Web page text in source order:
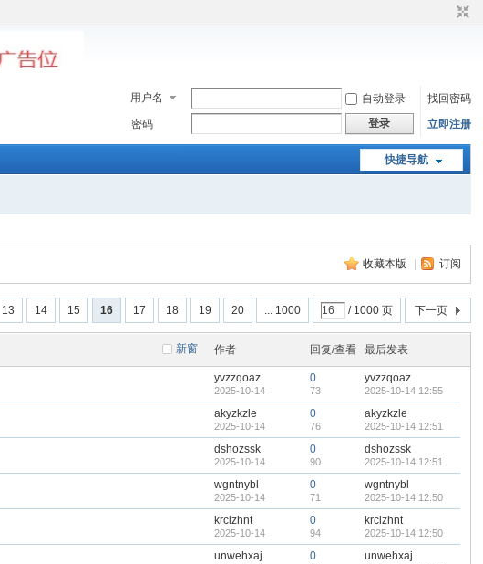
用户名 自动登录
找回密码
密码
登录 立即注册
快捷导航
收藏本版 订阅
13 14 15 16 17 18 19 20 ... 1000 / 1000 页 下一页
新窗 作者 回复/查看 最后发表
yvzzqoaz
2025-10-14
0
73
yvzzqoaz
2025-10-14 12:55
akyzkzle
2025-10-14
0
76
akyzkzle
2025-10-14 12:51
dshozssk
2025-10-14
0
90
dshozssk
2025-10-14 12:51
wgntnybl
2025-10-14
0
71
wgntnybl
2025-10-14 12:50
krclzhnt
2025-10-14
0
94
krclzhnt
2025-10-14 12:50
unwehxaj 0 unwehxaj